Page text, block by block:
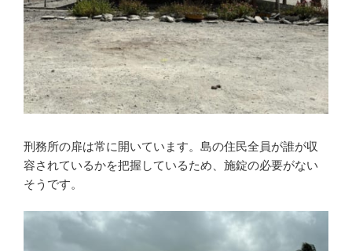
刑務所の扉は常に開いています。島の住民全員が誰が収
容されているかを把握しているため、施錠の必要がない
そうです。